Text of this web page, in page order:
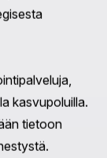
valmistaa
järjestelmiä
he